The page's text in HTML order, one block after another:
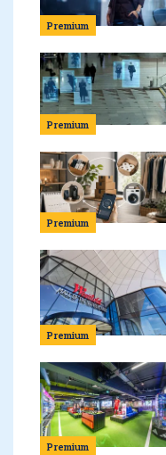
Premium
Premium
Premium
Premium
Premium